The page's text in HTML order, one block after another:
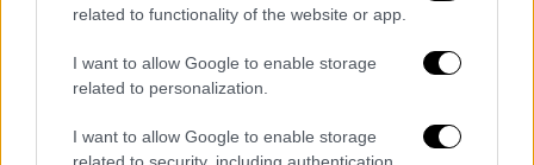
related to functionality of the website or app.
I want to allow Google to enable storage
related to personalization.
I want to allow Google to enable storage
related to security, including authentication